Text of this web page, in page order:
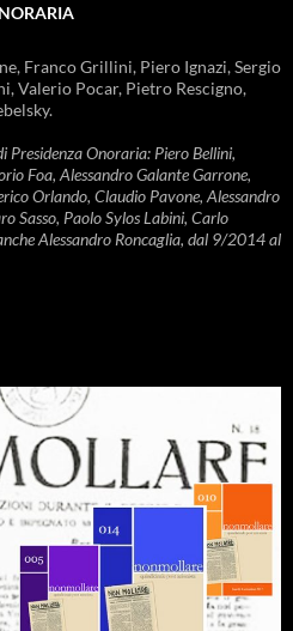
Franco Grillini, Piero Ignazi, Sergio
Valerio Pocar, Pietro Rescigno,
Onoraria: Piero Bellini,
Foa, Alessandro Galante Garrone,
Orlando, Claudio Pavone, Alessandro
Sasso, Paolo Sylos Labini, Carlo
Alessandro Roncaglia, dal 9/2014 al